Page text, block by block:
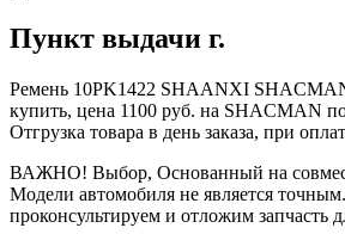
Пункт выдачи г.
Ремень 10PK1422 SHAANXI
купить, цена 1100 руб. на SHACMAN
Отгрузка товара в день заказа, при
ВАЖНО! Выбор, Основанный на
Модели автомобиля не является
проконсультируем и отложим запчасть